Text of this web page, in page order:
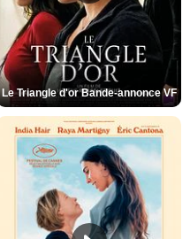
Le Triangle d'or Bande-annonce VF